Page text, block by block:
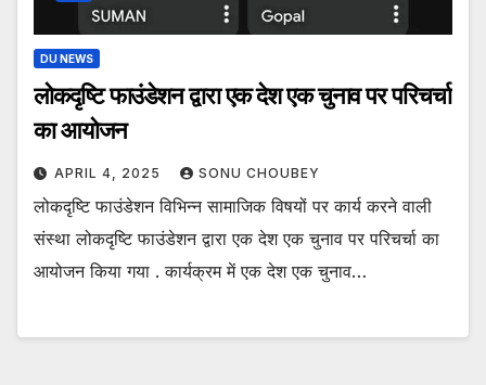
DU NEWS
लोकदृष्टि फाउंडेशन द्वारा एक देश एक चुनाव पर परिचर्चा
का आयोजन
APRIL 4, 2025 SONU CHOUBEY
लोकदृष्टि फाउंडेशन विभिन्न सामाजिक विषयों पर कार्य करने वाली
संस्था लोकदृष्टि फाउंडेशन द्वारा एक देश एक चुनाव पर परिचर्चा का
आयोजन किया गया . कार्यक्रम में एक देश एक चुनाव…